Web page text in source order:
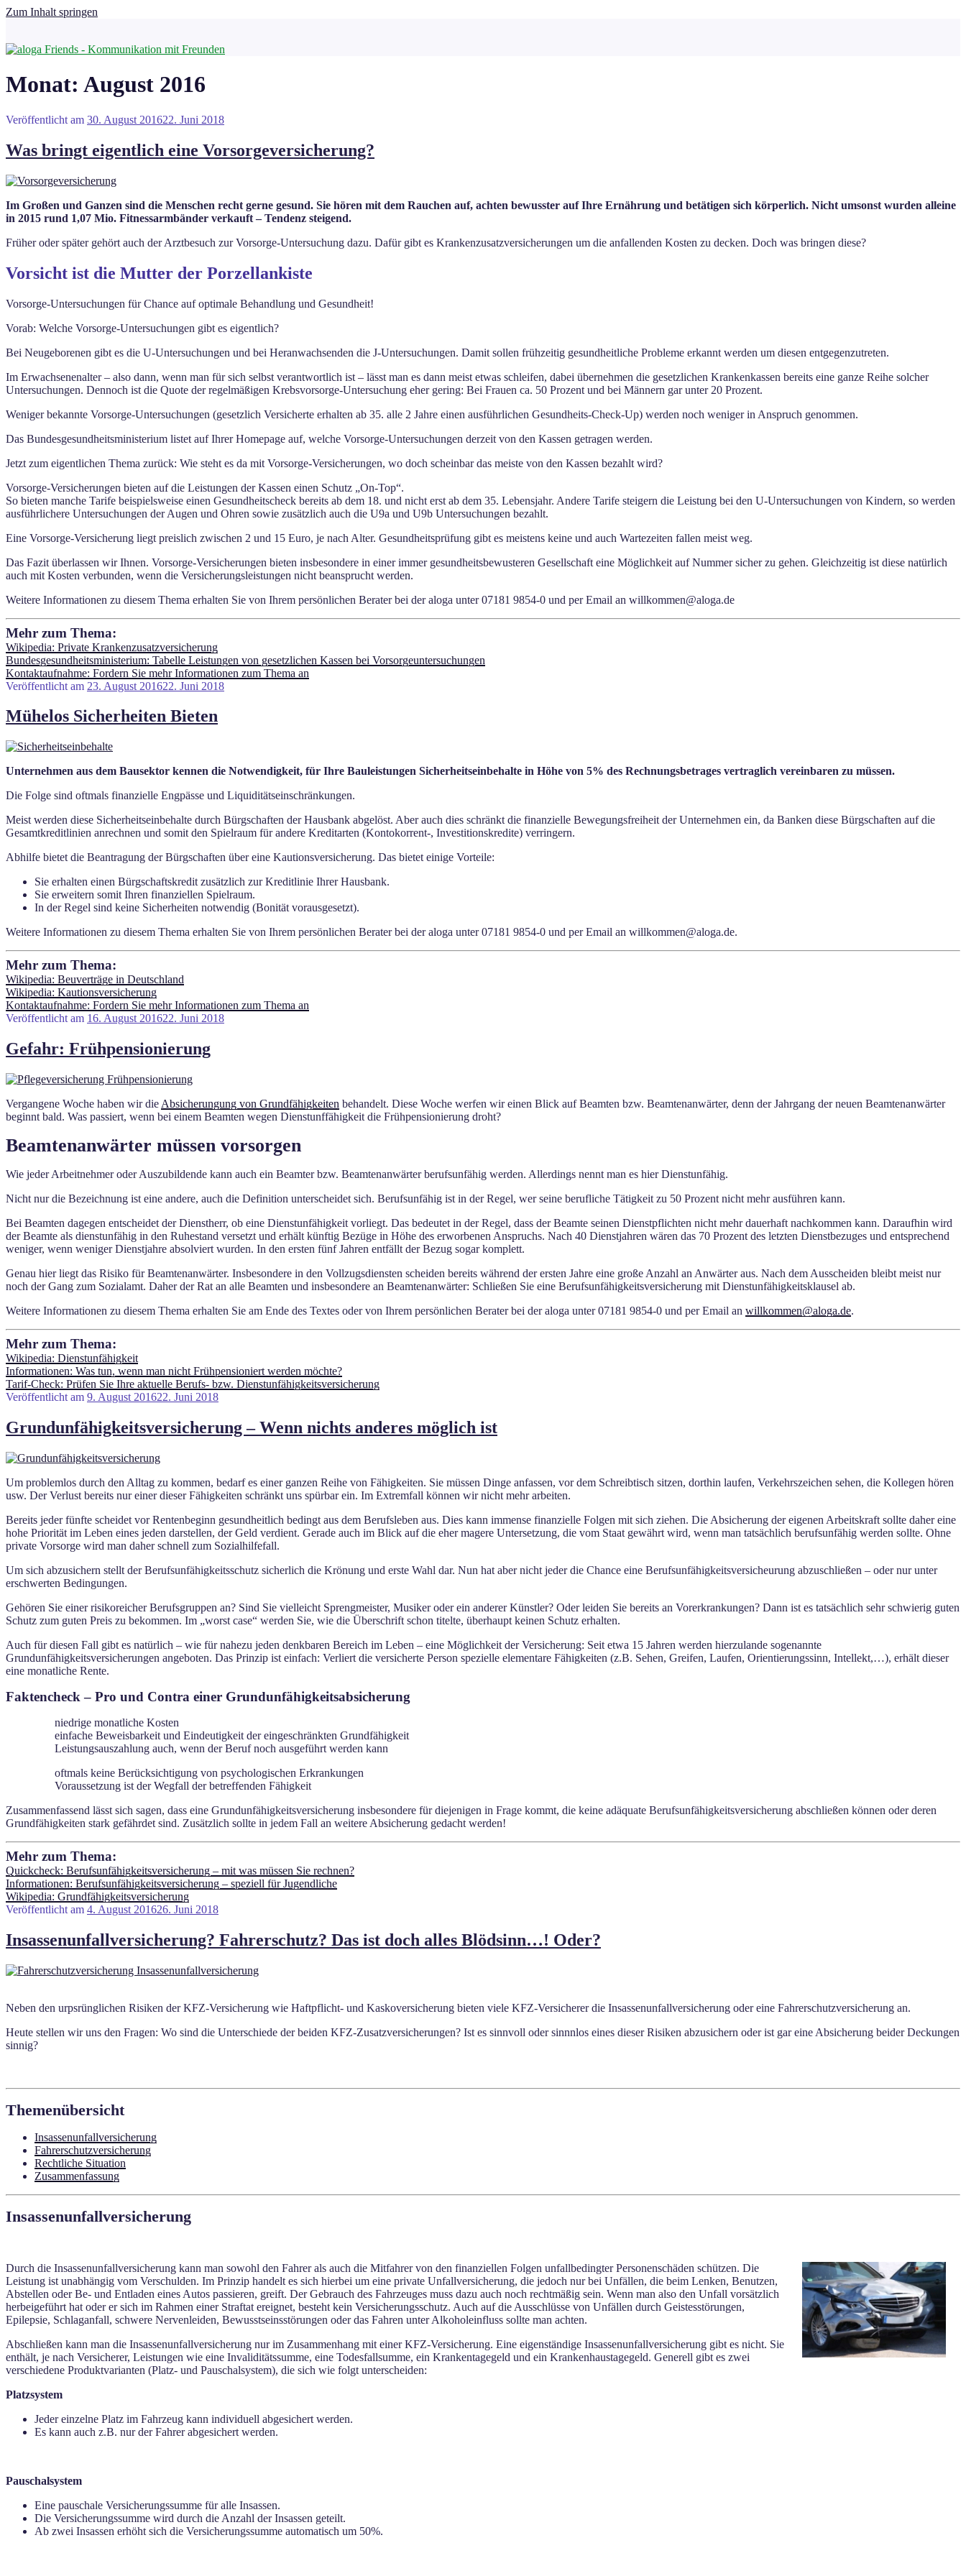
Zum Inhalt springen
Monat: August 2016
Veröffentlicht am 30. August 201622. Juni 2018
Was bringt eigentlich eine Vorsorgeversicherung?
Im Großen und Ganzen sind die Menschen recht gerne gesund. Sie hören mit dem Rauchen auf, achten bewusster auf Ihre Ernährung und betätigen sich körperlich. Nicht umsonst wurden alleine
in 2015 rund 1,07 Mio. Fitnessarmbänder verkauft – Tendenz steigend.
Früher oder später gehört auch der Arztbesuch zur Vorsorge-Untersuchung dazu. Dafür gibt es Krankenzusatzversicherungen um die anfallenden Kosten zu decken. Doch was bringen diese?
Vorsicht ist die Mutter der Porzellankiste
Vorsorge-Untersuchungen für Chance auf optimale Behandlung und Gesundheit!
Vorab: Welche Vorsorge-Untersuchungen gibt es eigentlich?
Bei Neugeborenen gibt es die U-Untersuchungen und bei Heranwachsenden die J-Untersuchungen. Damit sollen frühzeitig gesundheitliche Probleme erkannt werden um diesen entgegenzutreten.
Im Erwachsenenalter – also dann, wenn man für sich selbst verantwortlich ist – lässt man es dann meist etwas schleifen, dabei übernehmen die gesetzlichen Krankenkassen bereits eine ganze Reihe solcher
Untersuchungen. Dennoch ist die Quote der regelmäßigen Krebsvorsorge-Untersuchung eher gering: Bei Frauen ca. 50 Prozent und bei Männern gar unter 20 Prozent.
Weniger bekannte Vorsorge-Untersuchungen (gesetzlich Versicherte erhalten ab 35. alle 2 Jahre einen ausführlichen Gesundheits-Check-Up) werden noch weniger in Anspruch genommen.
Das Bundesgesundheitsministerium listet auf Ihrer Homepage auf, welche Vorsorge-Untersuchungen derzeit von den Kassen getragen werden.
Jetzt zum eigentlichen Thema zurück: Wie steht es da mit Vorsorge-Versicherungen, wo doch scheinbar das meiste von den Kassen bezahlt wird?
Vorsorge-Versicherungen bieten auf die Leistungen der Kassen einen Schutz „On-Top“.
So bieten manche Tarife beispielsweise einen Gesundheitscheck bereits ab dem 18. und nicht erst ab dem 35. Lebensjahr. Andere Tarife steigern die Leistung bei den U-Untersuchungen von Kindern, so werden
ausführlichere Untersuchungen der Augen und Ohren sowie zusätzlich auch die U9a und U9b Untersuchungen bezahlt.
Eine Vorsorge-Versicherung liegt preislich zwischen 2 und 15 Euro, je nach Alter. Gesundheitsprüfung gibt es meistens keine und auch Wartezeiten fallen meist weg.
Das Fazit überlassen wir Ihnen. Vorsorge-Versicherungen bieten insbesondere in einer immer gesundheitsbewusteren Gesellschaft eine Möglichkeit auf Nummer sicher zu gehen. Gleichzeitig ist diese natürlich
auch mit Kosten verbunden, wenn die Versicherungsleistungen nicht beansprucht werden.
Weitere Informationen zu diesem Thema erhalten Sie von Ihrem persönlichen Berater bei der aloga unter 07181 9854-0 und per Email an willkommen@aloga.de
Mehr zum Thema:
Wikipedia: Private Krankenzusatzversicherung
Bundesgesundheitsministerium: Tabelle Leistungen von gesetzlichen Kassen bei Vorsorgeuntersuchungen
Kontaktaufnahme: Fordern Sie mehr Informationen zum Thema an
Veröffentlicht am 23. August 201622. Juni 2018
Mühelos Sicherheiten Bieten
Unternehmen aus dem Bausektor kennen die Notwendigkeit, für Ihre Bauleistungen Sicherheitseinbehalte in Höhe von 5% des Rechnungsbetrages vertraglich vereinbaren zu müssen.
Die Folge sind oftmals finanzielle Engpässe und Liquiditätseinschränkungen.
Meist werden diese Sicherheitseinbehalte durch Bürgschaften der Hausbank abgelöst. Aber auch dies schränkt die finanzielle Bewegungsfreiheit der Unternehmen ein, da Banken diese Bürgschaften auf die
Gesamtkreditlinien anrechnen und somit den Spielraum für andere Kreditarten (Kontokorrent-, Investitionskredite) verringern.
Abhilfe bietet die Beantragung der Bürgschaften über eine Kautionsversicherung. Das bietet einige Vorteile:
Sie erhalten einen Bürgschaftskredit zusätzlich zur Kreditlinie Ihrer Hausbank.
Sie erweitern somit Ihren finanziellen Spielraum.
In der Regel sind keine Sicherheiten notwendig (Bonität vorausgesetzt).
Weitere Informationen zu diesem Thema erhalten Sie von Ihrem persönlichen Berater bei der aloga unter 07181 9854-0 und per Email an willkommen@aloga.de.
Mehr zum Thema:
Wikipedia: Beuverträge in Deutschland
Wikipedia: Kautionsversicherung
Kontaktaufnahme: Fordern Sie mehr Informationen zum Thema an
Veröffentlicht am 16. August 201622. Juni 2018
Gefahr: Frühpensionierung
Vergangene Woche haben wir die Absicherungung von Grundfähigkeiten behandelt. Diese Woche werfen wir einen Blick auf Beamten bzw. Beamtenanwärter, denn der Jahrgang der neuen Beamtenanwärter
beginnt bald. Was passiert, wenn bei einem Beamten wegen Dienstunffähigkeit die Frühpensionierung droht?
Beamtenanwärter müssen vorsorgen
Wie jeder Arbeitnehmer oder Auszubildende kann auch ein Beamter bzw. Beamtenanwärter berufsunfähig werden. Allerdings nennt man es hier Dienstunfähig.
Nicht nur die Bezeichnung ist eine andere, auch die Definition unterscheidet sich. Berufsunfähig ist in der Regel, wer seine berufliche Tätigkeit zu 50 Prozent nicht mehr ausführen kann.
Bei Beamten dagegen entscheidet der Dienstherr, ob eine Dienstunfähigkeit vorliegt. Das bedeutet in der Regel, dass der Beamte seinen Dienstpflichten nicht mehr dauerhaft nachkommen kann. Daraufhin wird
der Beamte als dienstunfähig in den Ruhestand versetzt und erhält künftig Bezüge in Höhe des erworbenen Anspruchs. Nach 40 Dienstjahren wären das 70 Prozent des letzten Dienstbezuges und entsprechend
weniger, wenn weniger Dienstjahre absolviert wurden. In den ersten fünf Jahren entfällt der Bezug sogar komplett.
Genau hier liegt das Risiko für Beamtenanwärter. Insbesondere in den Vollzugsdiensten scheiden bereits während der ersten Jahre eine große Anzahl an Anwärter aus. Nach dem Ausscheiden bleibt meist nur
noch der Gang zum Sozialamt. Daher der Rat an alle Beamten und insbesondere an Beamtenanwärter: Schließen Sie eine Berufsunfähigkeitsversicherung mit Dienstunfähigkeitsklausel ab.
Weitere Informationen zu diesem Thema erhalten Sie am Ende des Textes oder von Ihrem persönlichen Berater bei der aloga unter 07181 9854-0 und per Email an willkommen@aloga.de.
Mehr zum Thema:
Wikipedia: Dienstunfähigkeit
Informationen: Was tun, wenn man nicht Frühpensioniert werden möchte?
Tarif-Check: Prüfen Sie Ihre aktuelle Berufs- bzw. Dienstunfähigkeitsversicherung
Veröffentlicht am 9. August 201622. Juni 2018
Grundunfähigkeitsversicherung – Wenn nichts anderes möglich ist
Um problemlos durch den Alltag zu kommen, bedarf es einer ganzen Reihe von Fähigkeiten. Sie müssen Dinge anfassen, vor dem Schreibtisch sitzen, dorthin laufen, Verkehrszeichen sehen, die Kollegen hören
usw. Der Verlust bereits nur einer dieser Fähigkeiten schränkt uns spürbar ein. Im Extremfall können wir nicht mehr arbeiten.
Bereits jeder fünfte scheidet vor Rentenbeginn gesundheitlich bedingt aus dem Berufsleben aus. Dies kann immense finanzielle Folgen mit sich ziehen. Die Absicherung der eigenen Arbeitskraft sollte daher eine
hohe Priorität im Leben eines jeden darstellen, der Geld verdient. Gerade auch im Blick auf die eher magere Untersetzung, die vom Staat gewährt wird, wenn man tatsächlich berufsunfähig werden sollte. Ohne
private Vorsorge wird man daher schnell zum Sozialhilfefall.
Um sich abzusichern stellt der Berufsunfähigkeitsschutz sicherlich die Krönung und erste Wahl dar. Nun hat aber nicht jeder die Chance eine Berufsunfähigkeitsversicheurung abzuschließen – oder nur unter
erschwerten Bedingungen.
Gehören Sie einer risikoreicher Berufsgruppen an? Sind Sie vielleicht Sprengmeister, Musiker oder ein anderer Künstler? Oder leiden Sie bereits an Vorerkrankungen? Dann ist es tatsächlich sehr schwierig guten
Schutz zum guten Preis zu bekommen. Im „worst case“ werden Sie, wie die Überschrift schon titelte, überhaupt keinen Schutz erhalten.
Auch für diesen Fall gibt es natürlich – wie für nahezu jeden denkbaren Bereich im Leben – eine Möglichkeit der Versicherung: Seit etwa 15 Jahren werden hierzulande sogenannte
Grundunfähigkeitsversicherungen angeboten. Das Prinzip ist einfach: Verliert die versicherte Person spezielle elementare Fähigkeiten (z.B. Sehen, Greifen, Laufen, Orientierungssinn, Intellekt,…), erhält dieser
eine monatliche Rente.
Faktencheck – Pro und Contra einer Grundunfähigkeitsabsicherung
niedrige monatliche Kosten
einfache Beweisbarkeit und Eindeutigkeit der eingeschränkten Grundfähigkeit
Leistungsauszahlung auch, wenn der Beruf noch ausgeführt werden kann
oftmals keine Berücksichtigung von psychologischen Erkrankungen
Voraussetzung ist der Wegfall der betreffenden Fähigkeit
Zusammenfassend lässt sich sagen, dass eine Grundunfähigkeitsversicherung insbesondere für diejenigen in Frage kommt, die keine adäquate Berufsunfähigkeitsversicherung abschließen können oder deren
Grundfähigkeiten stark gefährdet sind. Zusätzlich sollte in jedem Fall an weitere Absicherung gedacht werden!
Mehr zum Thema:
Quickcheck: Berufsunfähigkeitsversicherung – mit was müssen Sie rechnen?
Informationen: Berufsunfähigkeitsversicherung – speziell für Jugendliche
Wikipedia: Grundfähigkeitsversicherung
Veröffentlicht am 4. August 201626. Juni 2018
Insassenunfallversicherung? Fahrerschutz? Das ist doch alles Blödsinn…! Oder?
Neben den urpsrünglichen Risiken der KFZ-Versicherung wie Haftpflicht- und Kaskoversicherung bieten viele KFZ-Versicherer die Insassenunfallversicherung oder eine Fahrerschutzversicherung an.
Heute stellen wir uns den Fragen: Wo sind die Unterschiede der beiden KFZ-Zusatzversicherungen? Ist es sinnvoll oder sinnnlos eines dieser Risiken abzusichern oder ist gar eine Absicherung beider Deckungen
sinnig?
Themenübersicht
Insassenunfallversicherung
Fahrerschutzversicherung
Rechtliche Situation
Zusammenfassung
Insassenunfallversicherung
Durch die Insassenunfallversicherung kann man sowohl den Fahrer als auch die Mitfahrer von den finanziellen Folgen unfallbedingter Personenschäden schützen. Die
Leistung ist unabhängig vom Verschulden. Im Prinzip handelt es sich hierbei um eine private Unfallversicherung, die jedoch nur bei Unfällen, die beim Lenken, Benutzen,
Abstellen oder Be- und Entladen eines Autos passieren, greift. Der Gebrauch des Fahrzeuges muss dazu auch noch rechtmäßig sein. Wenn man also den Unfall vorsätzlich
herbeigeführt hat oder er sich im Rahmen einer Straftat ereignet, besteht kein Versicherungsschutz. Auch auf die Ausschlüsse von Unfällen durch Geistesstörungen,
Epilepsie, Schlaganfall, schwere Nervenleiden, Bewusstseinsstörungen oder das Fahren unter Alkoholeinfluss sollte man achten.
Abschließen kann man die Insassenunfallversicherung nur im Zusammenhang mit einer KFZ-Versicherung. Eine eigenständige Insassenunfallversicherung gibt es nicht. Sie
enthält, je nach Versicherer, Leistungen wie eine Invaliditätssumme, eine Todesfallsumme, ein Krankentagegeld und ein Krankenhaustagegeld. Generell gibt es zwei
verschiedene Produktvarianten (Platz- und Pauschalsystem), die sich wie folgt unterscheiden:
Platzsystem
Jeder einzelne Platz im Fahrzeug kann individuell abgesichert werden.
Es kann auch z.B. nur der Fahrer abgesichert werden.
Pauschalsystem
Eine pauschale Versicherungssumme für alle Insassen.
Die Versicherungssumme wird durch die Anzahl der Insassen geteilt.
Ab zwei Insassen erhöht sich die Versicherungssumme automatisch um 50%.